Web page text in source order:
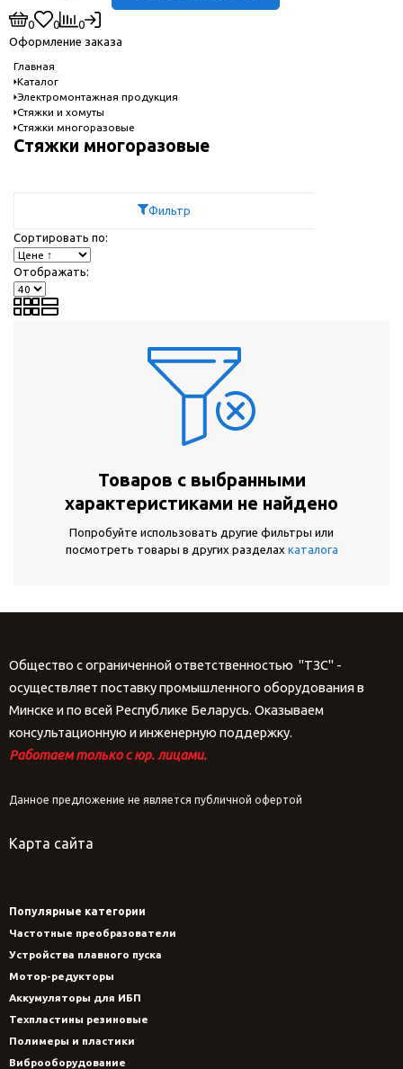
0 0
0
Оформление заказа
Главная
Каталог
Электромонтажная продукция
Стяжки и хомуты
Стяжки многоразовые
Стяжки многоразовые
Фильтр
Сортировать по:
Отображать:
Товаров с выбранными
характеристиками не найдено
Попробуйте использовать другие фильтры или
посмотреть товары в других разделах каталога
Общество с ограниченной ответственностью "ТЗС" -
осуществляет поставку промышленного оборудования в
Минске и по всей Республике Беларусь. Оказываем
консультационную и инженерную поддержку.
Работаем только с юр. лицами.
Данное предложение не является публичной офертой
Карта сайта
Популярные категории
Частотные преобразователи
Устройства плавного пуска
Мотор-редукторы
Аккумуляторы для ИБП
Техпластины резиновые
Полимеры и пластики
Виброоборудование